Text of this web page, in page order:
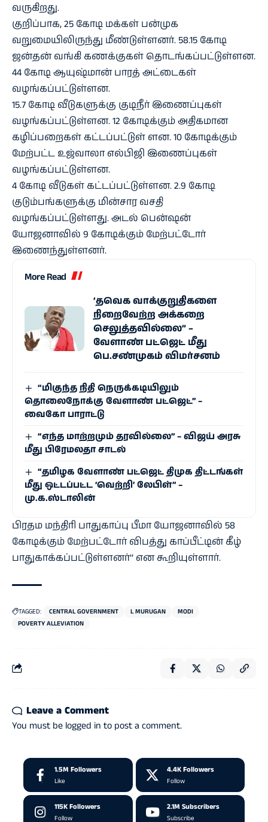
வருகிறது.
குறிப்பாக, 25 கோடி மக்கள் பன்முக
வறுமையிலிருந்து மீண்டுள்ளனர். 58.15 கோடி
ஜன்தன் வங்கி கணக்குகள் தொடங்கப்பட்டுள்ளன.
44 கோடி ஆயுஷ்மான் பாரத் அட்டைகள்
வழங்கப்பட்டுள்ளன.
15.7 கோடி வீடுகளுக்கு குடிநீர் இணைப்புகள்
வழங்கப்பட்டுள்ளன. 12 கோடிக்கும் அதிகமான
கழிப்பறைகள் கட்டப்பட்டுள் ளன. 10 கோடிக்கும்
மேற்பட்ட உஜ்வாலா எல்பிஜி இணைப்புகள்
வழங்கப்பட்டுள்ளன.
4 கோடி வீடுகள் கட்டப்பட்டுள்ளன. 2.9 கோடி
குடும்பங்களுக்கு மின்சார வசதி
வழங்கப்பட்டுள்ளது. அடல் பென்ஷன்
யோஜனாவில் 9 கோடிக்கும் மேற்பட்டோர்
இணைந்துள்ளனர்.
More Read
‘தவெக வாக்குறுதிகளை
நிறைவேற்ற அக்கறை
செலுத்தவில்லை” –
வேளாண் பட்ஜெட் மீது
பெ.சண்முகம் விமர்சனம்
“மிகுந்த நிதி நெருக்கடியிலும்
தொலைநோக்கு வேளாண் பட்ஜெட்” –
வைகோ பாராட்டு
“எந்த மாற்றமும் தரவில்லை” – விஜய் அரசு
மீது பிரேமலதா சாடல்
“தமிழக வேளாண் பட்ஜெட் திமுக திட்டங்கள்
மீது ஒட்டப்பட்ட ‘வெற்றி’ லேபிள்” –
மு.க.ஸ்டாலின்
பிரதம மந்திரி பாதுகாப்பு பீமா யோஜனாவில் 58
கோடிக்கும் மேற்பட்டோர் விபத்து காப்பீட்டின் கீழ்
பாதுகாக்கப்பட்டுள்ளனர்’’ என கூறியுள்ளார்.
TAGGED: CENTRAL GOVERNMENT L MURUGAN
MODI
POVERTY ALLEVIATION
Leave a Comment
You must be logged in to post a comment.
1.5M Followers
Like
4.4K Followers
Follow
115KFollowers
Follow
2.1M Subscribers
Subscribe